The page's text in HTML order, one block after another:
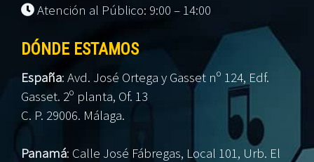
Atención al Público: 9:00 – 14:00
DÓNDE ESTAMOS
España: Avd. José Ortega y Gasset nº 124, Edf.
Gasset. 2º planta, Of. 13
C. P. 29006. Málaga.
Panamá: Calle José Fábregas, Local 101, Urb. El